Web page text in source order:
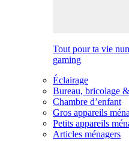
Tout pour ta vie
gaming
Éclairage
Bureau, bricolage
Chambre d’enfant
Gros appareils
Petits appareils
Articles ménagers